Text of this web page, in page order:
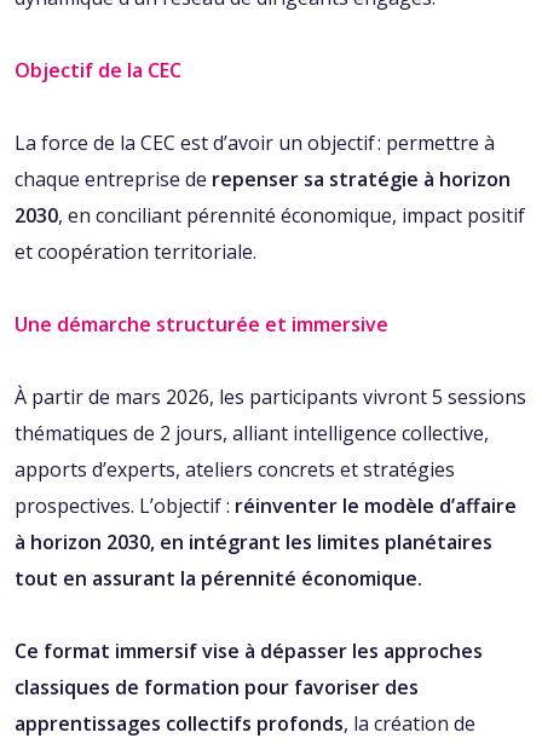
Objectif de la CEC‭ ‬
La force de la CEC est d’avoir un objectif ‭: ‬permettre à
chaque entreprise de‭ ‬ repenser sa stratégie à horizon
2030‭, ‬en conciliant pérennité économique‭, ‬impact positif
et coopération territoriale‭. ‬
Une démarche structurée et immersive‭ ‬
À‭ ‬partir de mars 2026‭, ‬les participants vivront 5‭ ‬sessions
thématiques de 2‭ ‬jours‭, ‬alliant intelligence collective‭,
‬apports d’experts‭, ‬ateliers concrets et stratégies
prospectives‭. ‬L’objectif‭ : ‬ réinventer le modèle d’affaire
à horizon 2030‭, ‬en intégrant les limites planétaires
tout en assurant la pérennité économique‭.
Ce format immersif vise à dépasser les approches
classiques de formation pour favoriser des
apprentissages collectifs profonds‭, ‬la création de